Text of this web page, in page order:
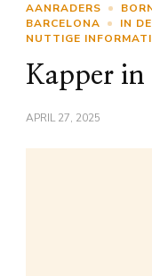
AANRADERS
BARCELONA
IN
NUTTIGE
Kapper in
APRIL 27, 2025